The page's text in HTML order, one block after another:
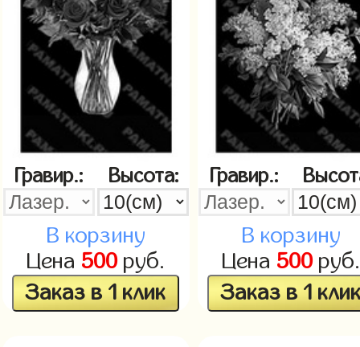
Гравир.: Высота:
В корзину
Цена 500руб.
Заказ в 1 клик
Гравир.:
В корзину
Цена 500руб.
Заказ в 1